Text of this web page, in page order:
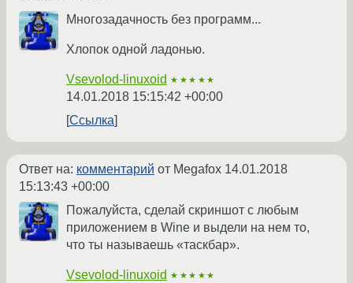
Многозадачность без программ...
Хлопок одной ладонью.
Vsevolod-linuxoid ★★★★★
14.01.2018 15:15:42 +00:00
Ссылка
Ответ на: комментарий от Megafox 14.01.2018
15:13:43 +00:00
Пожалуйста, сделай скриншот с любым
приложением в Wine и выдели на нем то,
что ты называешь «таскбар».
Vsevolod-linuxoid ★★★★★